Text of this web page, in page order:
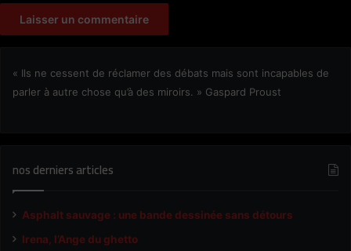
« Ils ne cessent de réclamer des débats mais sont incapables de
parler à autre chose qu’à des miroirs. » Gaspard Proust
nos derniers articles
Asphalt sauvage : une bande dessinée sans détours
Irena, l’Ange du ghetto